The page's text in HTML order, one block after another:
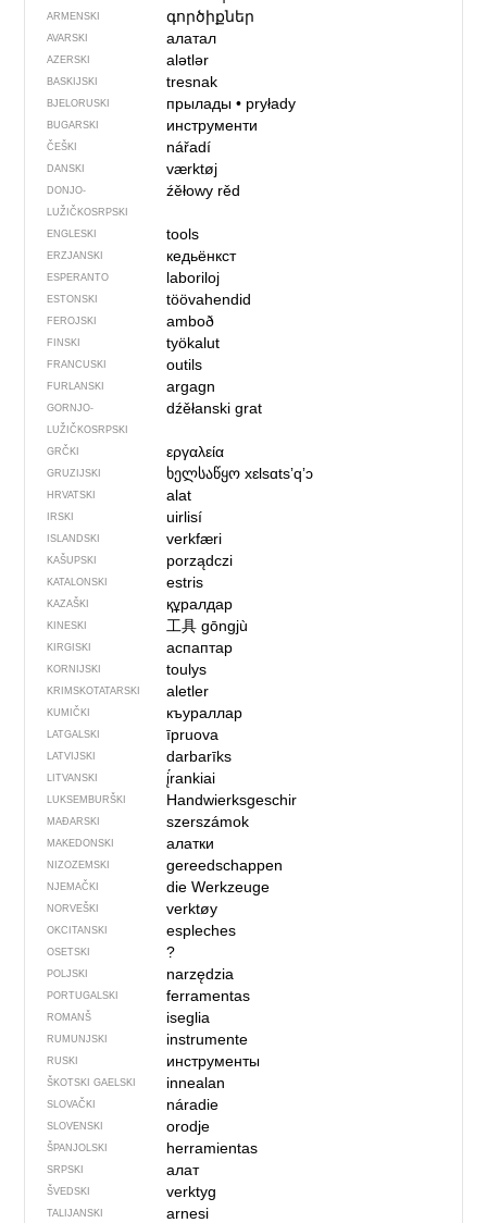
ARMENSKI գործիքներ
AVARSKI алатал
AZERSKI alətlər
BASKIJSKI tresnak
BJELORUSKI прылады• pryłady
BUGARSKI инструменти
ČEŠKI nářadí
DANSKI værktøj
DONJO­
LUŽIČKOSRPSKI
źěłowy rěd
ENGLESKI tools
ERZJANSKI кедьёнкст
ESPERANTO laboriloj
ESTONSKI töövahendid
FEROJSKI amboð
FINSKI työkalut
FRANCUSKI outils
FURLANSKI argagn
GORNJO­
LUŽIČKOSRPSKI
dźěłanski grat
GRČKI εργαλεία
GRUZIJSKI ხელსაწყოxɛlsɑtsʼqʼɔ
HRVATSKI alat
IRSKI uirlisí
ISLANDSKI verkfæri
KAŠUPSKI porządczi
KATALONSKI estris
KAZAŠKI құралдар
KINESKI 工具gōngjù
KIRGISKI аспаптар
KORNIJSKI toulys
KRIMSKOTATARSKI aletler
KUMIČKI къураллар
LATGALSKI īpruova
LATVIJSKI darbarīks
LITVANSKI į́rankiai
LUKSEMBURŠKI Handwierksgeschir
MAĐARSKI szerszámok
MAKEDONSKI алатки
NIZOZEMSKI gereedschappen
NJEMAČKI die Werkzeuge
NORVEŠKI verktøy
OKCITANSKI espleches
OSETSKI ?
POLJSKI narzędzia
PORTUGALSKI ferramentas
ROMANŠ iseglia
RUMUNJSKI instrumente
RUSKI инструменты
ŠKOTSKI GAELSKI innealan
SLOVAČKI náradie
SLOVENSKI orodje
ŠPANJOLSKI herramientas
SRPSKI алат
ŠVEDSKI verktyg
TALIJANSKI arnesi